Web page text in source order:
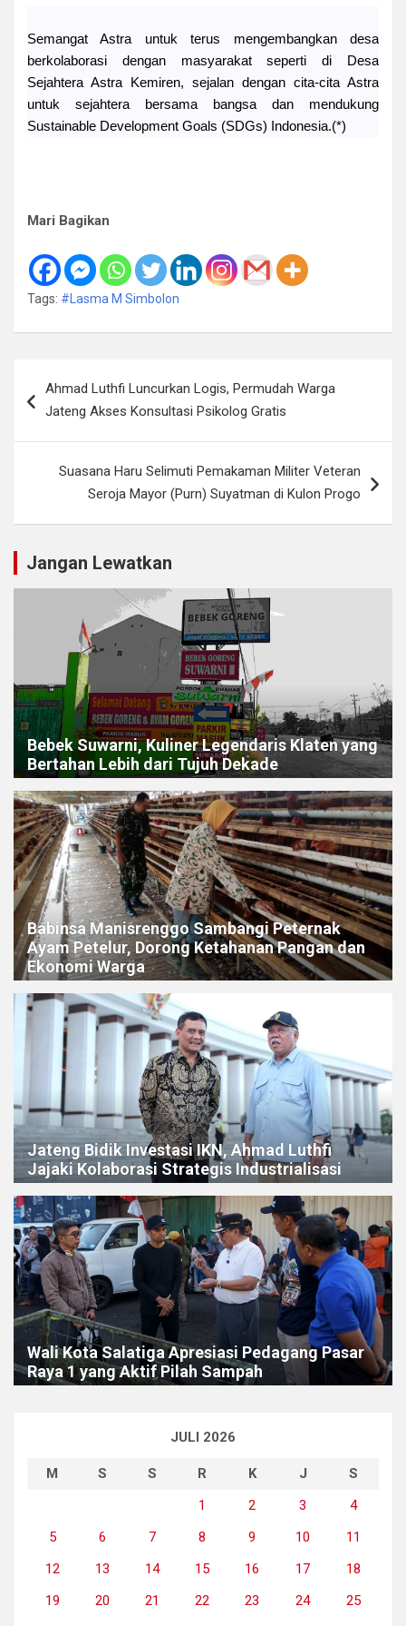
Semangat Astra untuk terus mengembangkan desa
berkolaborasi dengan masyarakat seperti di Desa
Sejahtera Astra Kemiren, sejalan dengan cita-cita Astra
untuk sejahtera bersama bangsa dan mendukung
Sustainable Development Goals (SDGs) Indonesia.(*)
Mari Bagikan
Tags: #Lasma M Simbolon
posAhmad Luthfi Luncurkan Logis, Permudah Warga
Jateng Akses Konsultasi Psikolog Gratis
Suasana Haru Selimuti Pemakaman Militer Veteran
Seroja Mayor (Purn) Suyatman di Kulon Progo
Jangan Lewatkan
Bebek Suwarni, Kuliner Legendaris Klaten yang
Bertahan Lebih dari Tujuh Dekade
Babinsa Manisrenggo Sambangi Peternak
Ayam Petelur, Dorong Ketahanan Pangan dan
Ekonomi Warga
Jateng Bidik Investasi IKN, Ahmad Luthfi
Jajaki Kolaborasi Strategis Industrialisasi
Wali Kota Salatiga Apresiasi Pedagang Pasar
Raya 1 yang Aktif Pilah Sampah
JULI 2026
M S S R K J
S
1
2 3
4
5
6 7 8 9 10
11
12
13 14 15 16 17
18
19
20 21 22 23 24
25